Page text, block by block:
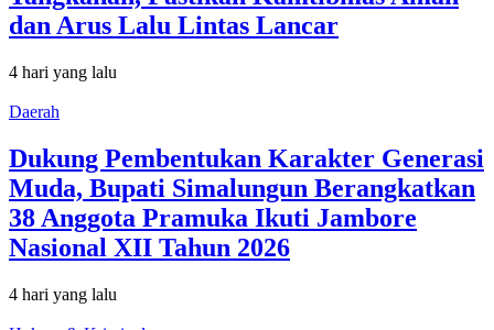
dan Arus Lalu Lintas Lancar
4 hari yang lalu
Daerah
Dukung Pembentukan Karakter Generasi
Muda, Bupati Simalungun Berangkatkan
38 Anggota Pramuka Ikuti Jambore
Nasional XII Tahun 2026
4 hari yang lalu